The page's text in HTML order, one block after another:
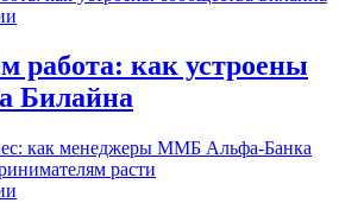
работа: как устроены
Билайна